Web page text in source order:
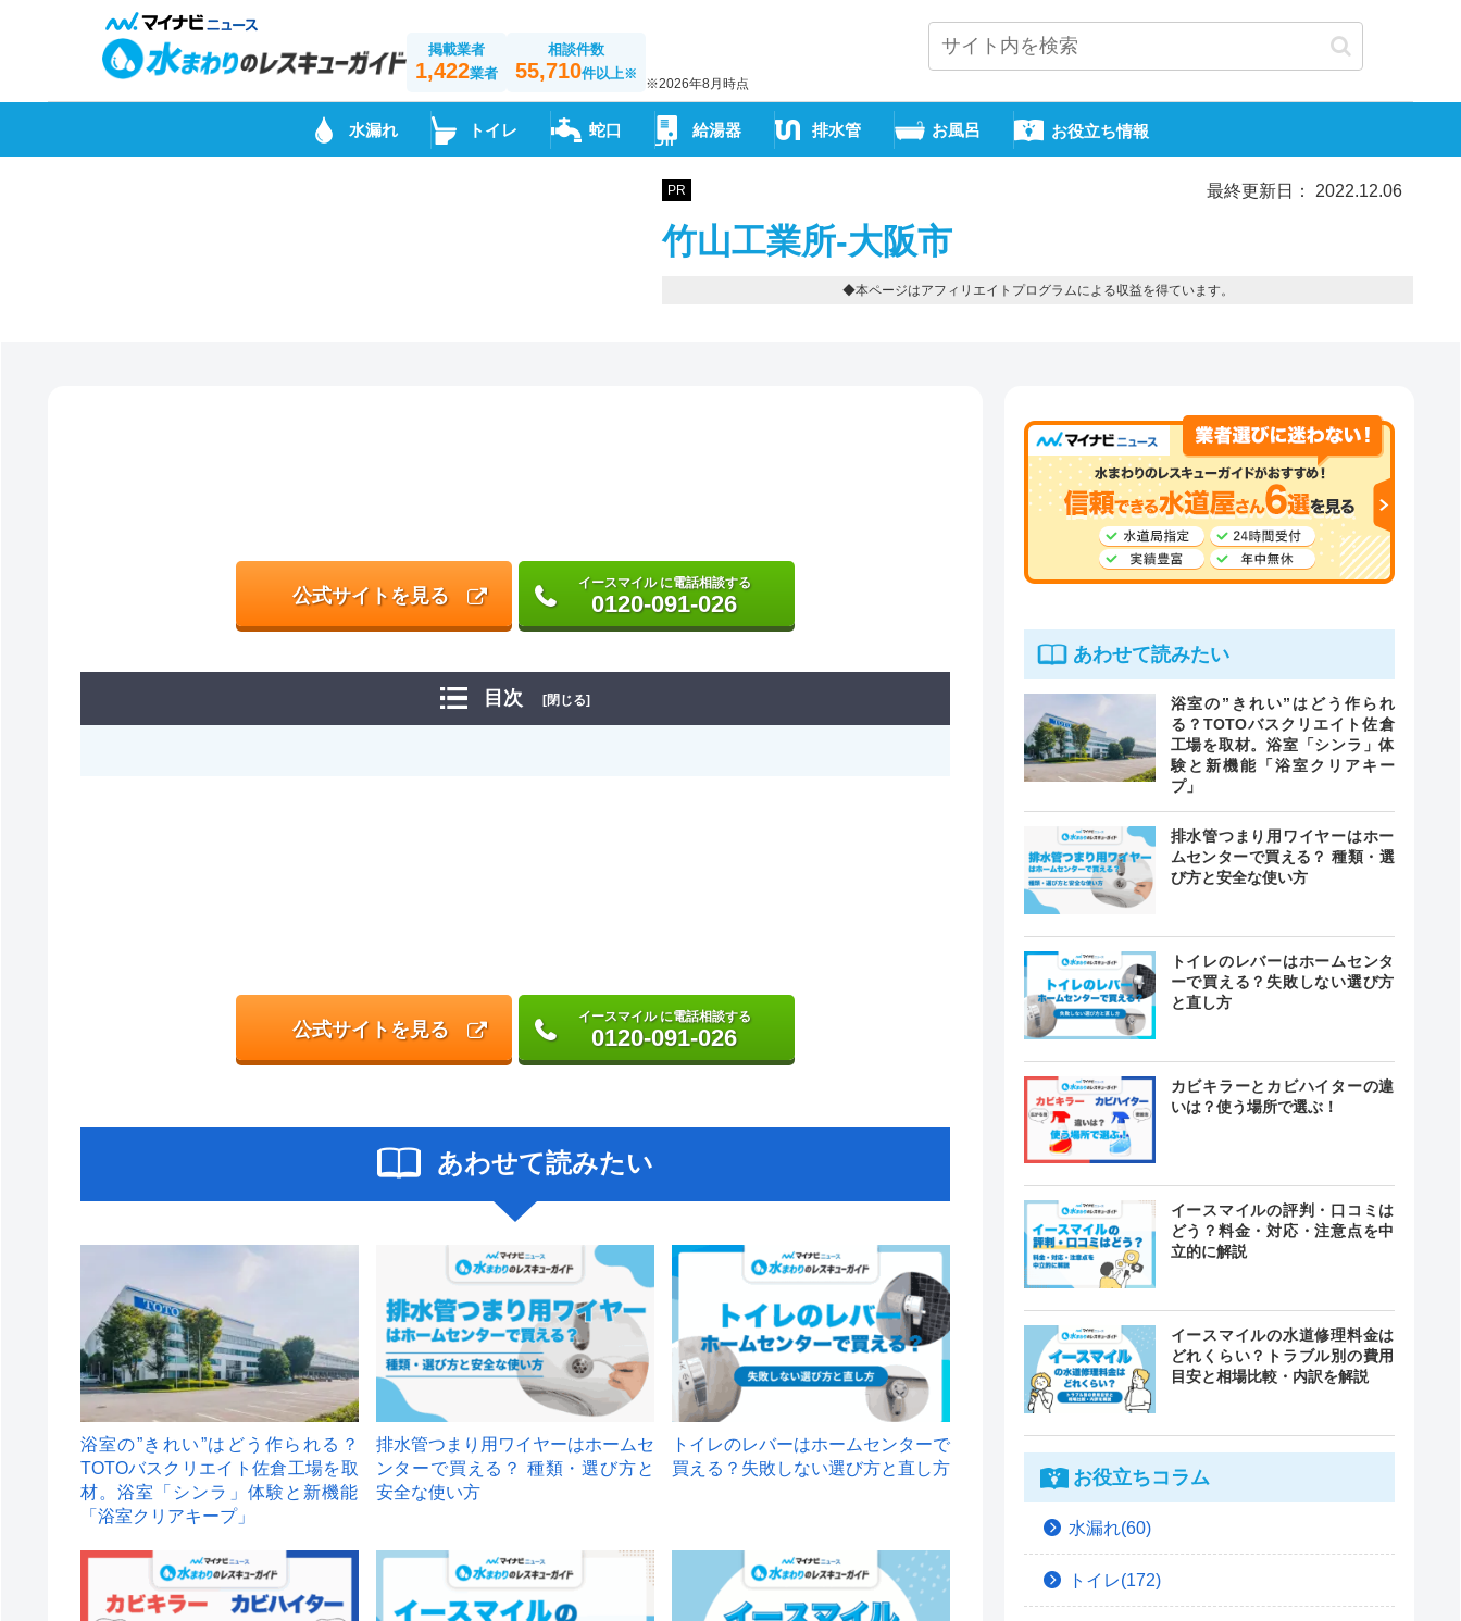
掲載業者
1,422業者
相談件数
55,710件以上※
※2026年8月時点
水漏れ トイレ 蛇口 給湯器 排水管 お風呂 お役立ち情報
PR 最終更新日： 2022.12.06
竹山工業所-大阪市
◆本ページはアフィリエイトプログラムによる収益を得ています。
公式サイトを見る
イースマイル に電話相談する
0120-091-026
目次 [閉じる]
公式サイトを見る
イースマイル に電話相談する
0120-091-026
あわせて読みたい
浴室の”きれい”はどう作られる？
TOTOバスクリエイト佐倉工場を取
材。浴室「シンラ」体験と新機能
「浴室クリアキープ」
排水管つまり用ワイヤーはホームセ
ンターで買える？ 種類・選び方と
安全な使い方
トイレのレバーはホームセンターで
買える？失敗しない選び方と直し方
あわせて読みたい
浴室の”きれい”はどう作られ
る？TOTOバスクリエイト佐倉
工場を取材。浴室「シンラ」体
験と新機能「浴室クリアキー
プ」
排水管つまり用ワイヤーはホー
ムセンターで買える？ 種類・選
び方と安全な使い方
トイレのレバーはホームセンタ
ーで買える？失敗しない選び方
と直し方
カビキラーとカビハイターの違
いは？使う場所で選ぶ！
イースマイルの評判・口コミは
どう？料金・対応・注意点を中
立的に解説
イースマイルの水道修理料金は
どれくらい？トラブル別の費用
目安と相場比較・内訳を解説
お役立ちコラム
水漏れ(60)
トイレ(172)